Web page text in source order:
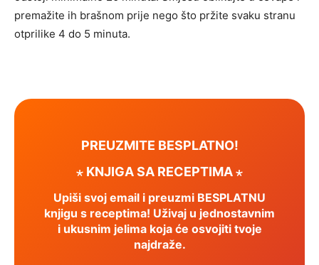
premažite ih brašnom prije nego što pržite svaku stranu
otprilike 4 do 5 minuta.
PREUZMITE BESPLATNO!
⋆ KNJIGA SA RECEPTIMA ⋆
Upiši svoj email i preuzmi BESPLATNU
knjigu s receptima! Uživaj u jednostavnim
i ukusnim jelima koja će osvojiti tvoje
najdraže.